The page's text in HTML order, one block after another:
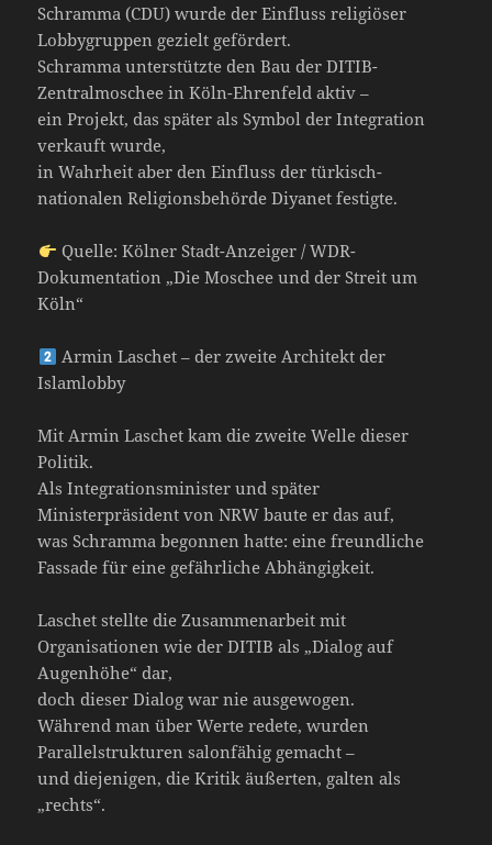
Schramma (CDU) wurde der Einfluss religiöser
Lobbygruppen gezielt gefördert.
Schramma unterstützte den Bau der DITIB-
Zentralmoschee in Köln-Ehrenfeld aktiv –
ein Projekt, das später als Symbol der Integration
verkauft wurde,
in Wahrheit aber den Einfluss der türkisch-
nationalen Religionsbehörde Diyanet festigte.
Quelle: Kölner Stadt-Anzeiger / WDR-
Dokumentation „Die Moschee und der Streit um
Köln“
Armin Laschet – der zweite Architekt der
Islamlobby
Mit Armin Laschet kam die zweite Welle dieser
Politik.
Als Integrationsminister und später
Ministerpräsident von NRW baute er das auf,
was Schramma begonnen hatte: eine freundliche
Fassade für eine gefährliche Abhängigkeit.
Laschet stellte die Zusammenarbeit mit
Organisationen wie der DITIB als „Dialog auf
Augenhöhe“ dar,
doch dieser Dialog war nie ausgewogen.
Während man über Werte redete, wurden
Parallelstrukturen salonfähig gemacht –
und diejenigen, die Kritik äußerten, galten als
„rechts“.